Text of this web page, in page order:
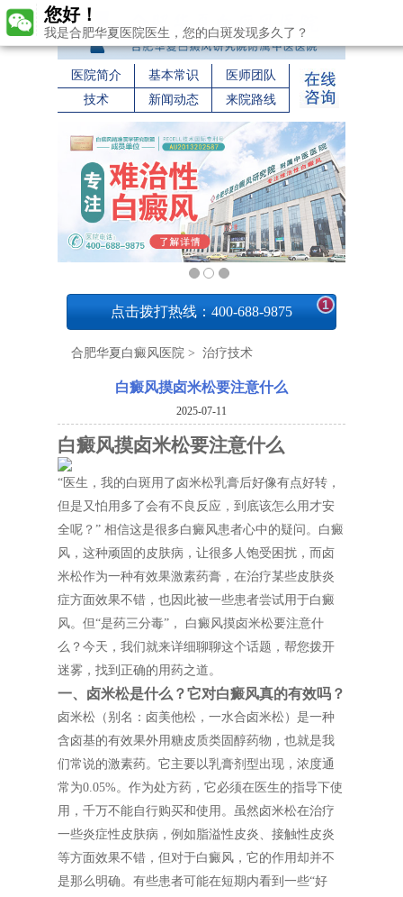
医院简介 基本常识
医师团队
技术
新闻动态 来院路线
点击拨打热线：400-688-9875 1
合肥华夏白癜风医院 > 治疗技术
白癜风摸卤米松要注意什么
2025-07-11
白癜风摸卤米松要注意什么
“医生，我的白斑用了卤米松乳膏后好像有点好转，
但是又怕用多了会有不良反应，到底该怎么用才安
全呢？” 相信这是很多白癜风患者心中的疑问。白癜
风，这种顽固的皮肤病，让很多人饱受困扰，而卤
米松作为一种有效果激素药膏，在治疗某些皮肤炎
症方面效果不错，也因此被一些患者尝试用于白癜
风。但“是药三分毒”， 白癜风摸卤米松要注意什
么？今天，我们就来详细聊聊这个话题，帮您拨开
迷雾，找到正确的用药之道。
一、卤米松是什么？它对白癜风真的有效吗？
卤米松（别名：卤美他松，一水合卤米松）是一种
含卤基的有效果外用糖皮质类固醇药物，也就是我
们常说的激素药。它主要以乳膏剂型出现，浓度通
常为0.05%。作为处方药，它必须在医生的指导下使
用，千万不能自行购买和使用。虽然卤米松在治疗
一些炎症性皮肤病，例如脂溢性皮炎、接触性皮炎
等方面效果不错，但对于白癜风，它的作用却并不
是那么明确。有些患者可能在短期内看到一些“好
您好！
我是合肥华夏医院医生，您的白斑发现多久了？